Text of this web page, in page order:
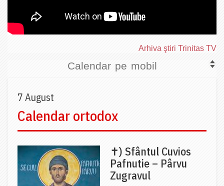
Arhiva ştiri Trinitas TV
Calendar pe mobil
7 August
Calendar ortodox
✝) Sfântul Cuvios
Pafnutie – Pârvu
Zugravul